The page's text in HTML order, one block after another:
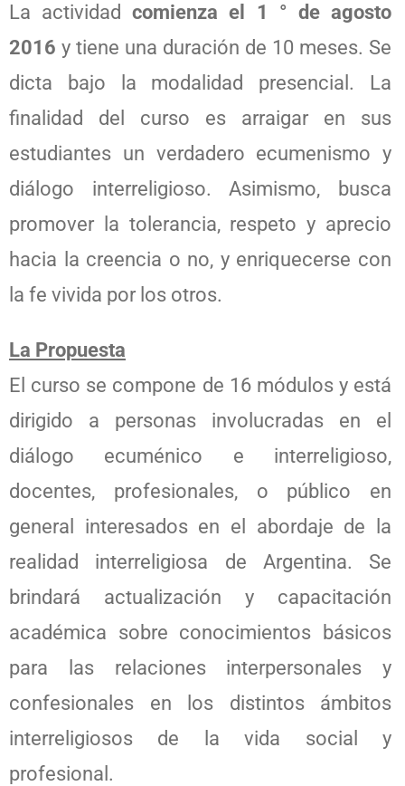
La actividadcomienza el 1 ° de agosto
2016 y tiene una duración de 10 meses. Se
dicta bajo la modalidad presencial. La
finalidad del curso es arraigar en sus
estudiantes un verdadero ecumenismo y
diálogo interreligioso. Asimismo, busca
promover la tolerancia, respeto y aprecio
hacia la creencia o no, y enriquecerse con
la fe vivida por los otros.
La Propuesta
El curso se compone de 16 módulos y está
dirigido a personas involucradas en el
diálogo ecuménico e interreligioso,
docentes, profesionales, o público en
general interesados en el abordaje de la
realidad interreligiosa de Argentina. Se
brindará actualización y capacitación
académica sobre conocimientos básicos
para las relaciones interpersonales y
confesionales en los distintos ámbitos
interreligiosos de la vida social y
profesional.